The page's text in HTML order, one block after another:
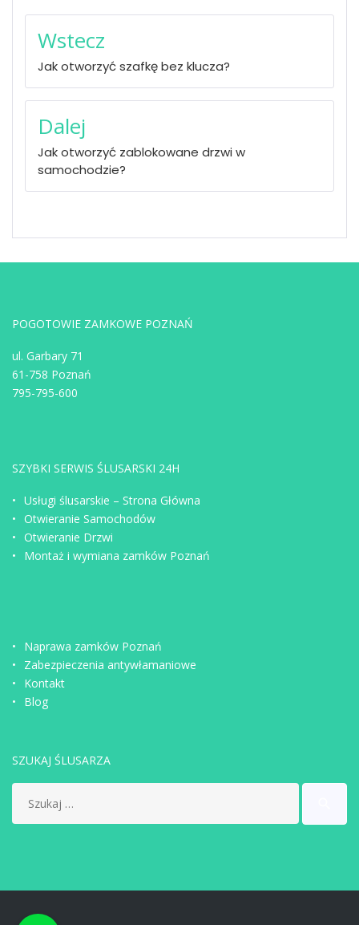
Nawigacja
wpisu
Wstecz
Jak otworzyć szafkę bez klucza?
Dalej
Jak otworzyć zablokowane drzwi w
samochodzie?
POGOTOWIE ZAMKOWE POZNAŃ
ul. Garbary 71
61-758 Poznań
795-795-600
SZYBKI SERWIS ŚLUSARSKI 24H
Usługi ślusarskie – Strona Główna
Otwieranie Samochodów
Otwieranie Drzwi
Montaż i wymiana zamków Poznań
Naprawa zamków Poznań
Zabezpieczenia antywłamaniowe
Kontakt
Blog
SZUKAJ ŚLUSARZA